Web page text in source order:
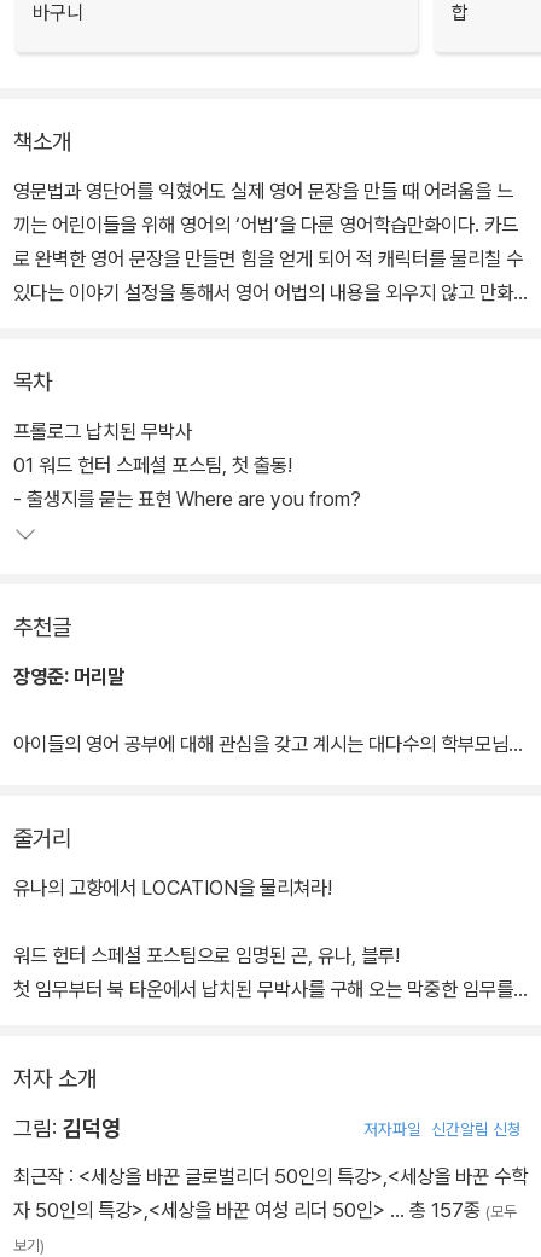
바구니
합
책소개
영문법과 영단어를 익혔어도 실제 영어 문장을 만들 때 어려움을 느
끼는 어린이들을 위해 영어의 ‘어법’을 다룬 영어학습만화이다. 카드
로 완벽한 영어 문장을 만들면 힘을 얻게 되어 적 캐릭터를 물리칠 수
있다는 이야기 설정을 통해서 영어 어법의 내용을 외우지 않고 만화
22권의 학습 주제는 ‘장소 표현’이다. 상대방의 현재 위치를 묻고 답
하는 것부터 시작해 출생지를 묻는 표현, 헷갈리기 쉬운 층수 표현, 그
리고 장소 부사와 장소 전치사까지 실제 학교 시험에 자주 등장하는
어법을 배울 수 있다. 한층 강해진 워드 마스터와 그에 맞서는 워드 헌
터 스페셜 포스팀의 영어 문장 공격을 따라가다 보면, 어느새 다양한
목차
프롤로그 납치된 무박사
01 워드 헌터 스페셜 포스팀, 첫 출동!
- 출생지를 묻는 표현 Where are you from?
추천글
장영준: 머리말
아이들의 영어 공부에 대해 관심을 갖고 계시는 대다수의 학부모님들
주 틀려요. 왜 그런 걸까요?”
다는 하소연입니다. 왜 그럴까요? 그것은 영어가 사람들이 실제로 사
용하는 ‘언어’이기 때문입니다. 그래서 일반적인 문법 규칙과 사전적
시간을 묻고 답하는 기본적인 상황을 예로 들어 볼까요?
“What time is it?”
“It’s a quarter past two.”/ “It’s a quarter to two.”
줄거리
유나의 고향에서 LOCATION을 물리쳐라!
워드 헌터 스페셜 포스팀으로 임명된 곤, 유나, 블루!
첫 임무부터 북 타운에서 납치된 무박사를 구해 오는 막중한 임무를
왠지 어둡기만 하고,
북 타운을 파괴하는 쌍둥이 워드 마스터들은 이전과는 차원이 다른
자유자재로 장소 마법을 쓰는 쌍둥이에게 대항하기 위해 곤 일행은
팀을 나누기로 하는데…
저자 소개
그림: 김덕영 저자파일 신간알림 신청
최근작 : <세상을 바꾼 글로벌리더 50인의 특강>,<세상을 바꾼 수학
자 50인의 특강>,<세상을 바꾼 여성 리더 50인> … 총 157종 (모두
보기)